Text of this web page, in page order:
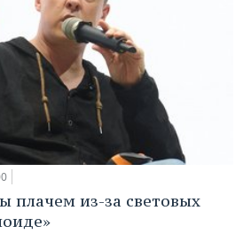
плачем из-за световых